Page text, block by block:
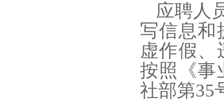
应聘人
写信息和
虚作假、
按照《事
社部第35